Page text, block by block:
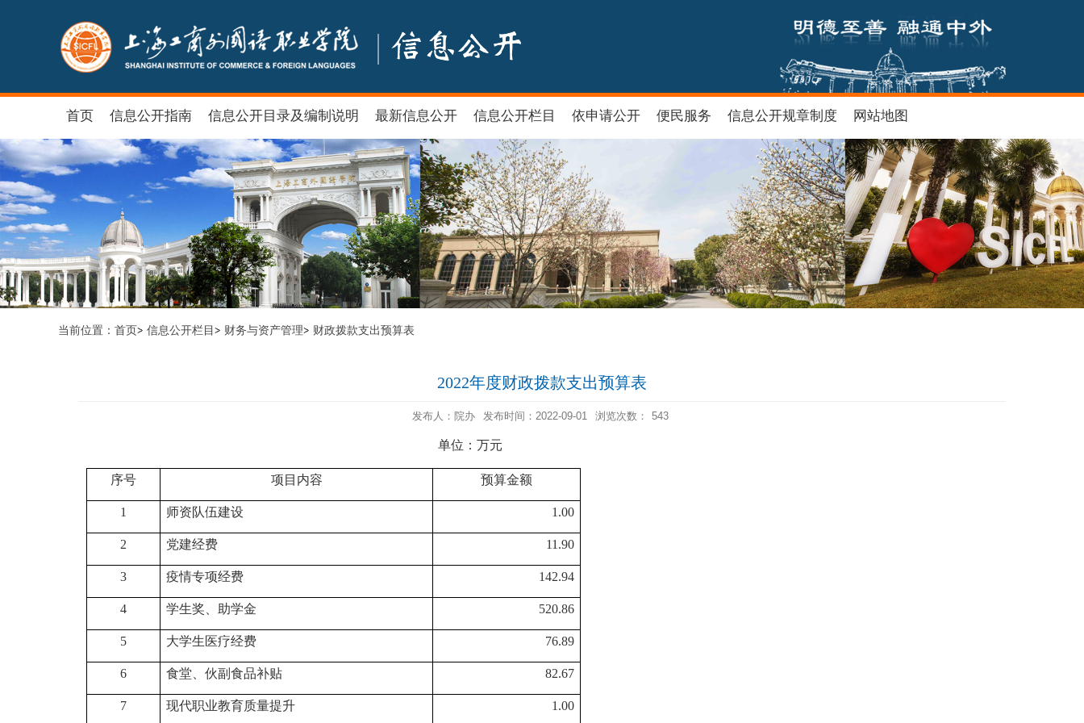
首页 信息公开指南 信息公开目录及编制说明 最新信息公开 信息公开栏目 依申请公开 便民服务 信息公开规章制度 网站地图
当前位置： 首页 信息公开栏目 财务与资产管理 财政拨款支出预算表
2022年度财政拨款支出预算表
发布人：院办 发布时间：2022-09-01 浏览次数： 543
单位：万元
序号 项目内容 预算金额
1 师资队伍建设 1.00
2 党建经费 11.90
3 疫情专项经费 142.94
4 学生奖、助学金 520.86
5 大学生医疗经费 76.89
6 食堂、伙副食品补贴 82.67
7 现代职业教育质量提升 1.00